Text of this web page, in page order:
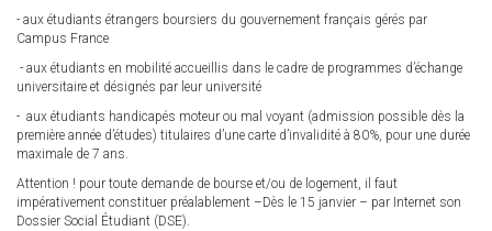
- aux étudiants étrangers boursiers du gouvernement français gérés par
Campus France
- aux étudiants en mobilité accueillis dans le cadre de programmes d’échange
universitaire et désignés par leur université
- aux étudiants handicapés moteur ou mal voyant (admission possible dès la
première année d’études) titulaires d’une carte d’invalidité à 80%, pour une durée
maximale de 7 ans.
Attention ! pour toute demande de bourse et/ou de logement, il faut
impérativement constituer préalablement –Dès le 15 janvier – par Internet son
Dossier Social Étudiant (DSE).